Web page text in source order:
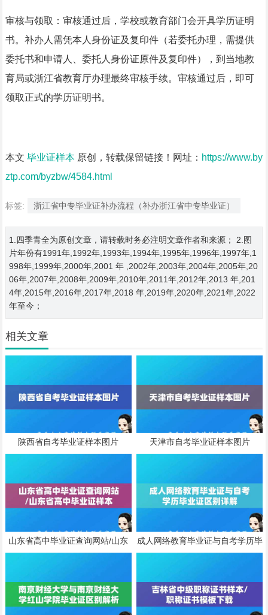
审核与领取：审核通过后，学校或教育部门会开具学历证明
书。补办人需凭本人身份证及复印件（若委托办理，需提供
委托书和申请人、委托人身份证原件及复印件），到当地教
育局或浙江省教育厅办理最终审核手续。审核通过后，即可
领取正式的学历证明书。
本文 毕业证样本原创，转载保留链接！网址： https://www.by
ztp.com/byzbw/4584.html
标签: 浙江省中专毕业证补办流程（补办浙江省中专毕业证）
1.四季青全为原创文章，请转载时务必注明文章作者和来源； 2.图
片年份有1991年,1992年,1993年,1994年,1995年,1996年,1997年,1
998年,1999年,2000年,2001 年 ,2002年,2003年,2004年,2005年,20
06年,2007年,2008年,2009年,2010年,2011年,2012年,2013 年,201
4年,2015年,2016年,2017年,2018 年,2019年,2020年,2021年,2022
年至今；
相关文章
陕西省自考毕业证样本图片 天津市自考毕业证样本图片
山东省高中毕业证查询网站/山东
省高中毕业证样本
成人网络教育毕业证与自考学历毕
业证区别详解